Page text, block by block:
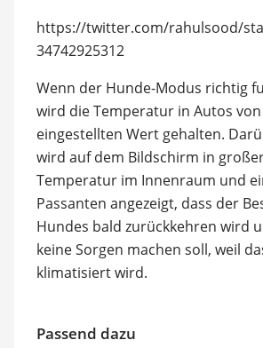
https://twitter.com/rahulsood/
34742925312
Wenn der Hunde-Modus richtig
wird die Temperatur in Autos
eingestellten Wert gehalten.
wird auf dem Bildschirm in
Temperatur im Innenraum und
Passanten angezeigt, dass der
Hundes bald zurückkehren wird
keine Sorgen machen soll, weil
klimatisiert wird.
Passend dazu